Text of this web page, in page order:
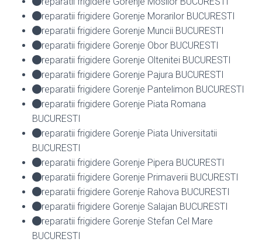
reparatii frigidere Gorenje Morarilor BUCURESTI
reparatii frigidere Gorenje Muncii BUCURESTI
reparatii frigidere Gorenje Obor BUCURESTI
reparatii frigidere Gorenje Oltenitei BUCURESTI
reparatii frigidere Gorenje Pajura BUCURESTI
reparatii frigidere Gorenje Pantelimon BUCURESTI
reparatii frigidere Gorenje Piata Romana
BUCURESTI
reparatii frigidere Gorenje Piata Universitatii
BUCURESTI
reparatii frigidere Gorenje Pipera BUCURESTI
reparatii frigidere Gorenje Primaverii BUCURESTI
reparatii frigidere Gorenje Rahova BUCURESTI
reparatii frigidere Gorenje Salajan BUCURESTI
reparatii frigidere Gorenje Stefan Cel Mare
BUCURESTI